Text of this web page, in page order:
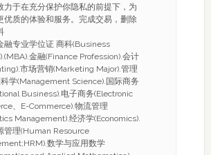
力于在充分保护你隐私的前提下，为
优质的体验和服务。完成交易，删除
融专业学位证 商科(Business
金融(Finance Profession).会计
市场营销(Marketing Major).管理
学(Management Science).国际商务
Business).电子商务(Electronic
、E-Commerce).物流管理
Management).经济学(Economics).
管理(Human Resource
数学与应用数学